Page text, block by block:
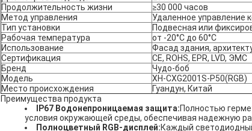
Продолжительность жизни
≥30 000 часов
Метод управления
Удаленное управление
Тип установки
Подвесная или
Рабочая температура
от -20°С до 60°С
Использование
Фасад здания,
Сертификация
CE, ROHS, EPR, LVD, ЭМС
Бренд
Чудо-боб
Модель
XH-CXG2001S-P50(RGB)
Место происхождения
Гуандун, Китай
Преимущества продукта
IP67 Водонепроницаемая защита:Полностью
условия окружающей среды, обеспечивая надежную
Полноцветный RGB-дисплей:Каждый